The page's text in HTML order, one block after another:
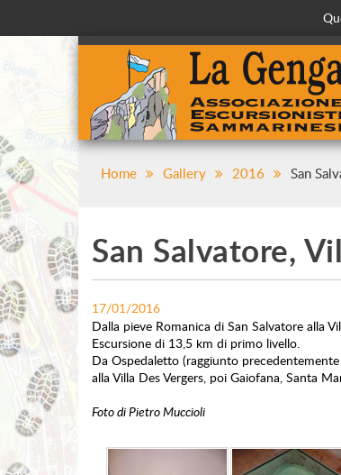
Home Gallery 2016 San
San Salvatore,
17/01/2016
Dalla pieve Romanica di San Salvatore alla
Escursione di 13,5 km di primo livello.
Da Ospedaletto (raggiunto
alla Villa Des Vergers, poi Gaiofana, Santa
Foto di Pietro Muccioli